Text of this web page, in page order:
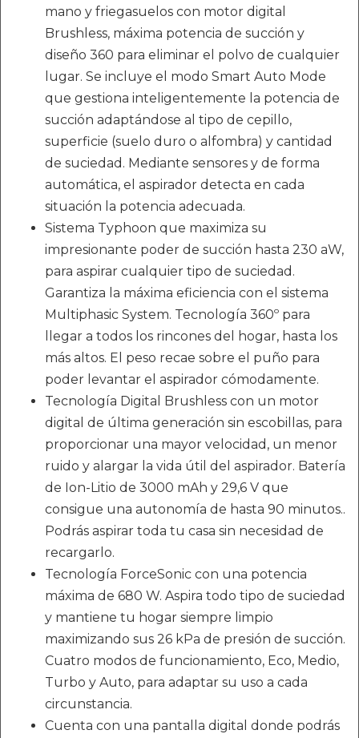
mano y friegasuelos con motor digital
Brushless, máxima potencia de succión y
diseño 360 para eliminar el polvo de cualquier
lugar. Se incluye el modo Smart Auto Mode
que gestiona inteligentemente la potencia de
succión adaptándose al tipo de cepillo,
superficie (suelo duro o alfombra) y cantidad
de suciedad. Mediante sensores y de forma
automática, el aspirador detecta en cada
situación la potencia adecuada.
Sistema Typhoon que maximiza su
impresionante poder de succión hasta 230 aW,
para aspirar cualquier tipo de suciedad.
Garantiza la máxima eficiencia con el sistema
Multiphasic System. Tecnología 360º para
llegar a todos los rincones del hogar, hasta los
más altos. El peso recae sobre el puño para
poder levantar el aspirador cómodamente.
Tecnología Digital Brushless con un motor
digital de última generación sin escobillas, para
proporcionar una mayor velocidad, un menor
ruido y alargar la vida útil del aspirador. Batería
de Ion-Litio de 3000 mAh y 29,6 V que
consigue una autonomía de hasta 90 minutos..
Podrás aspirar toda tu casa sin necesidad de
recargarlo.
Tecnología ForceSonic con una potencia
máxima de 680 W. Aspira todo tipo de suciedad
y mantiene tu hogar siempre limpio
maximizando sus 26 kPa de presión de succión.
Cuatro modos de funcionamiento, Eco, Medio,
Turbo y Auto, para adaptar su uso a cada
circunstancia.
Cuenta con una pantalla digital donde podrás